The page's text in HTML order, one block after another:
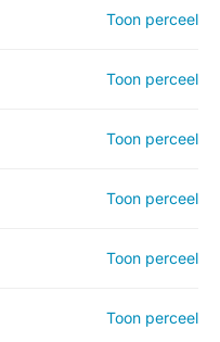
Toon perceel
Toon perceel
Toon perceel
Toon perceel
Toon perceel
Toon perceel